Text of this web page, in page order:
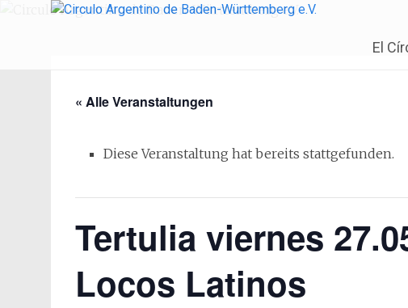
to
El
« Alle Veranstaltungen
Diese Veranstaltung hat bereits stattgefunden.
Tertulia viernes
Locos Latinos